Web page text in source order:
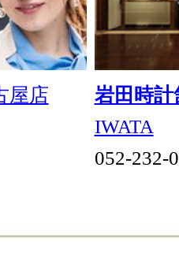
ペールデボーテ
Perle de Beauté
070-1666-6376
ネイルサロン アルファー